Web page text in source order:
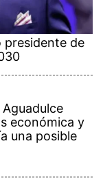
presidente de
económica y
una posible